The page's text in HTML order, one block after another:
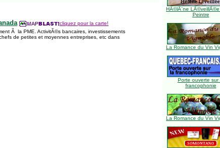
cliquez pour la carte!
Ã la PME. ActivitÃ©s bancaires, investissements
de petites et moyennes entreprises, etc dans
HÃ©lÃ¨ne LÃ©veillÃ©e
Peintre
La Romance du Vin
Porte ouverte sur
francophonie
La Romance du Vin